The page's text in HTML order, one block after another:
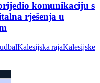
komunikaciju s
rješenja u
Kalesijska rajaKalesijske